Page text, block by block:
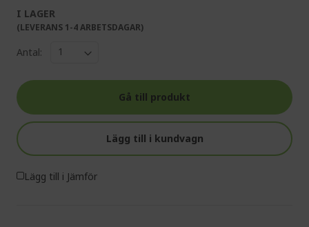
I LAGER
(LEVERANS 1-4 ARBETSDAGAR)
Antal:
Gå till produkt
Lägg till i kundvagn
Lägg till i Jämför